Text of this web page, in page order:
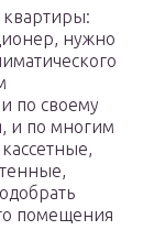
квартиры:
нужно
по своему
и по многим
помещения